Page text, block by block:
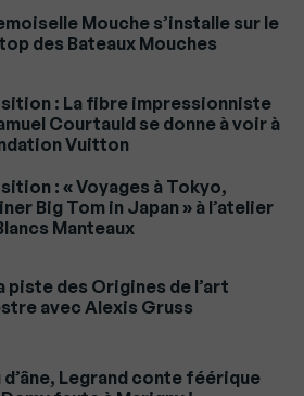
Mouche s’installe sur le
des Bateaux Mouches
: La fibre impressionniste
Courtauld se donne à voir à
Vuitton
: « Voyages à Tokyo,
Big Tom in Japan » à l’atelier
Manteaux
piste des Origines de l’art
avec Alexis Gruss
d’âne, Legrand conte féérique